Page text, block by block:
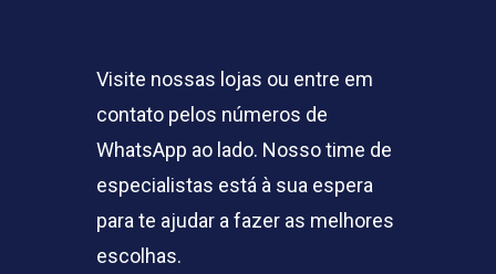
Visite nossas lojas ou entre em
contato pelos números de
WhatsApp ao lado. Nosso time de
especialistas está à sua espera
para te ajudar a fazer as melhores
escolhas.